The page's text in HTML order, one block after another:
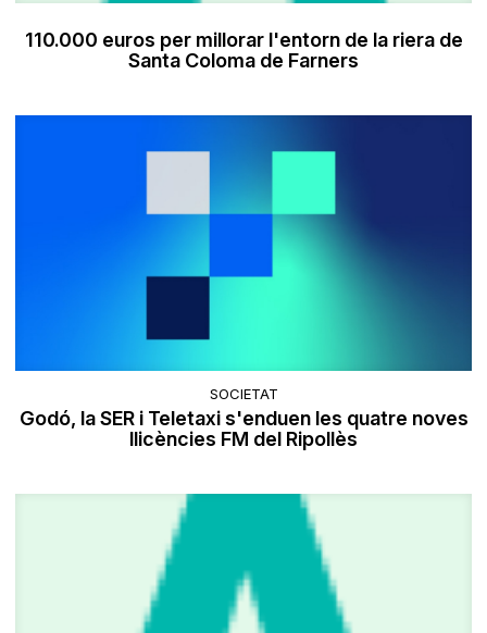
110.000 euros per millorar l'entorn de la riera de
Santa Coloma de Farners
SOCIETAT
Godó, la SER i Teletaxi s'enduen les quatre noves
llicències FM del Ripollès